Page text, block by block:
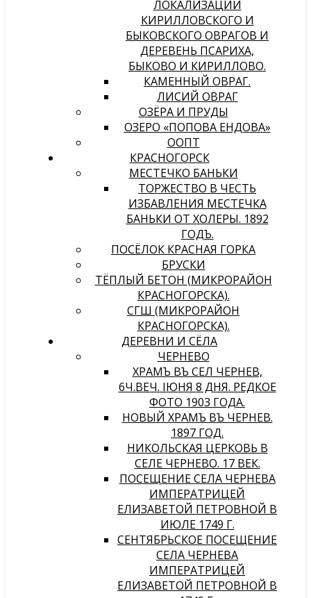
ЛОКАЛИЗАЦИИ
КИРИЛЛОВСКОГО И
БЫКОВСКОГО ОВРАГОВ И
ДЕРЕВЕНЬ ПСАРИХА,
БЫКОВО И КИРИЛЛОВО.
КАМЕННЫЙ ОВРАГ.
ЛИСИЙ ОВРАГ
ОЗЁРА И ПРУДЫ
ОЗЕРО «ПОПОВА ЕНДОВА»
ООПТ
КРАСНОГОРСК
МЕСТЕЧКО БАНЬКИ
ТОРЖЕСТВО В ЧЕСТЬ
ИЗБАВЛЕНИЯ МЕСТЕЧКА
БАНЬКИ ОТ ХОЛЕРЫ. 1892
ГОДЪ.
ПОСЁЛОК КРАСНАЯ ГОРКА
БРУСКИ
ТЁПЛЫЙ БЕТОН (МИКРОРАЙОН
КРАСНОГОРСКА).
СГШ (МИКРОРАЙОН
КРАСНОГОРСКА).
ДЕРЕВНИ И СЁЛА
ЧЕРНЕВО
ХРАМЪ ВЪ СЕЛѢ ЧЕРНЕВѢ,
6Ч.ВЕЧ. IЮНЯ 8 ДНЯ. РЕДКОЕ
ФОТО 1903 ГОДА.
НОВЫЙ ХРАМЪ ВЪ ЧЕРНЕВѢ.
1897 ГОД.
НИКОЛЬСКАЯ ЦЕРКОВЬ В
СЕЛЕ ЧЕРНЕВО. 17 ВЕК.
ПОСЕЩЕНИЕ СЕЛА ЧЕРНЕВА
ИМПЕРАТРИЦЕЙ
ЕЛИЗАВЕТОЙ ПЕТРОВНОЙ В
ИЮЛЕ 1749 Г.
СЕНТЯБРЬСКОЕ ПОСЕЩЕНИЕ
СЕЛА ЧЕРНЕВА
ИМПЕРАТРИЦЕЙ
ЕЛИЗАВЕТОЙ ПЕТРОВНОЙ В